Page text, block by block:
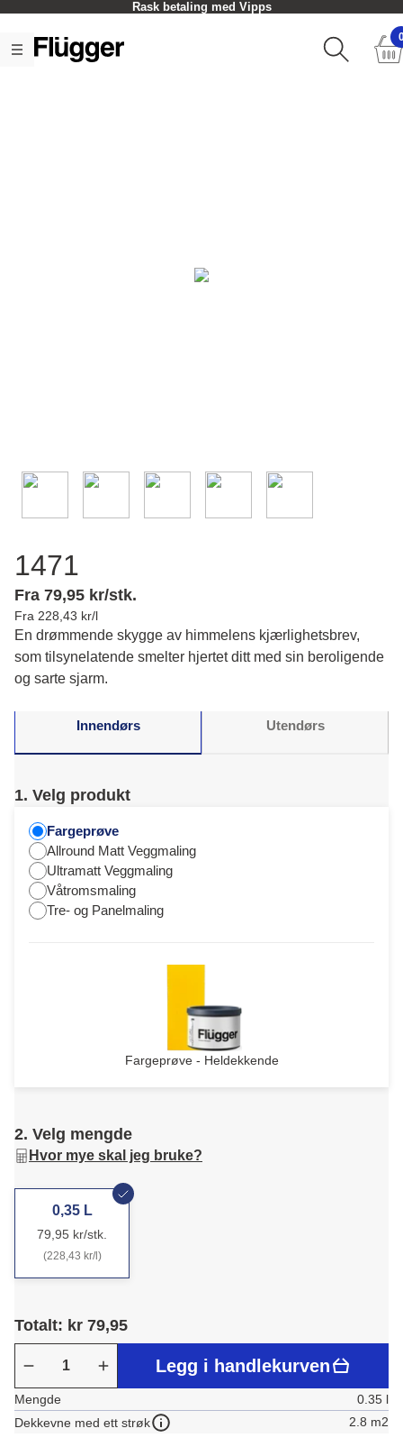
Rask betaling med Vipps
1471
Fra 79,95 kr/stk.
Fra 228,43 kr/l
En drømmende skygge av himmelens kjærlighetsbrev,
som tilsynelatende smelter hjertet ditt med sin beroligende
og sarte sjarm.
Innendørs Utendørs
1. Velg produkt
Fargeprøve
Allround Matt Veggmaling
Ultramatt Veggmaling
Våtromsmaling
Tre- og Panelmaling
Fargeprøve - Heldekkende
2. Velg mengde
Hvor mye skal jeg bruke?
0,35 L
79,95 kr/stk.
(228,43 kr/l)
Totalt: kr 79,95
Legg i handlekurven
Mengde
0.35 l
Dekkevne med ett strøk
2.8 m2